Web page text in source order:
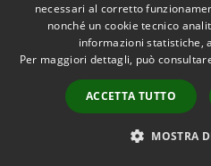
Amministrazione trasparente
Informativa privacy
necessari al corretto
nonché un cookie tecnico
informazioni statistiche,
Per maggiori dettagli, può
ACCETTA TUTTO
MOSTRA